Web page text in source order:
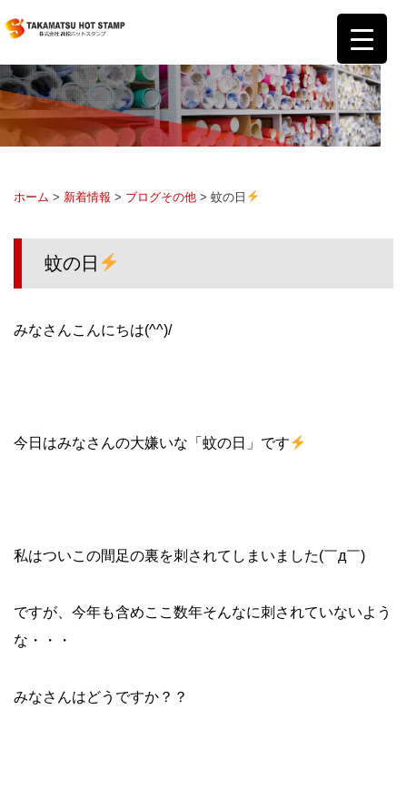
ホーム > 新着情報 > ブログその他 > 蚊の日
蚊の日
みなさんこんにちは(^^)/
今日はみなさんの大嫌いな「蚊の日」です
私はついこの間足の裏を刺されてしまいました(￣д￣)
ですが、今年も含めここ数年そんなに刺されていないよう
な・・・
みなさんはどうですか？？